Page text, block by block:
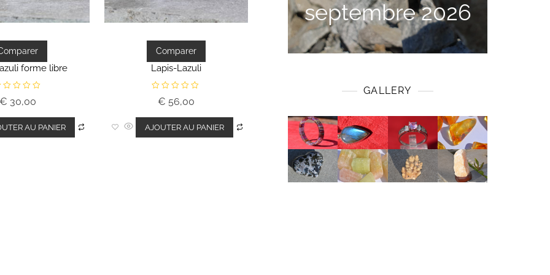
forme libre
€ 30,00
AU PANIER
Comparer
Lapis-Lazuli
e
0
s
u
€ 56,00
AJOUTER AU PANIER
septembre 2026
GALLERY